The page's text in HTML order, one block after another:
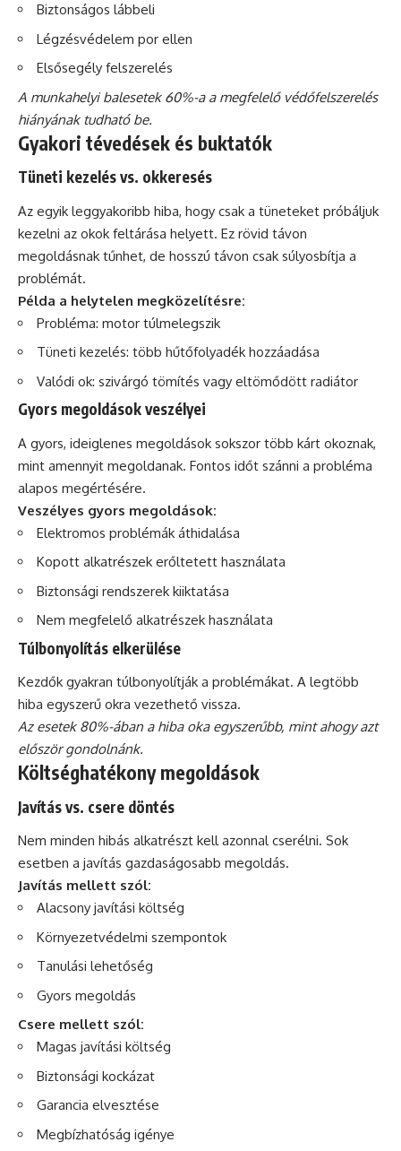
Biztonságos lábbeli
Légzésvédelem por ellen
Elsősegély felszerelés
A munkahelyi balesetek 60%-a a megfelelő védőfelszerelés
hiányának tudható be.
Gyakori tévedések és buktatók
Tüneti kezelés vs. okkeresés
Az egyik leggyakoribb hiba, hogy csak a tüneteket próbáljuk
kezelni az okok feltárása helyett. Ez rövid távon
megoldásnak tűnhet, de hosszú távon csak súlyosbítja a
problémát.
Példa a helytelen megközelítésre:
Probléma: motor túlmelegszik
Tüneti kezelés: több hűtőfolyadék hozzáadása
Valódi ok: szivárgó tömítés vagy eltömődött radiátor
Gyors megoldások veszélyei
A gyors, ideiglenes megoldások sokszor több kárt okoznak,
mint amennyit megoldanak. Fontos időt szánni a probléma
alapos megértésére.
Veszélyes gyors megoldások:
Elektromos problémák áthidalása
Kopott alkatrészek erőltetett használata
Biztonsági rendszerek kiiktatása
Nem megfelelő alkatrészek használata
Túlbonyolítás elkerülése
Kezdők gyakran túlbonyolítják a problémákat. A legtöbb
hiba egyszerű okra vezethető vissza.
Az esetek 80%-ában a hiba oka egyszerűbb, mint ahogy azt
először gondolnánk.
Költséghatékony megoldások
Javítás vs. csere döntés
Nem minden hibás alkatrészt kell azonnal cserélni. Sok
esetben a javítás gazdaságosabb megoldás.
Javítás mellett szól:
Alacsony javítási költség
Környezetvédelmi szempontok
Tanulási lehetőség
Gyors megoldás
Csere mellett szól:
Magas javítási költség
Biztonsági kockázat
Garancia elvesztése
Megbízhatóság igénye